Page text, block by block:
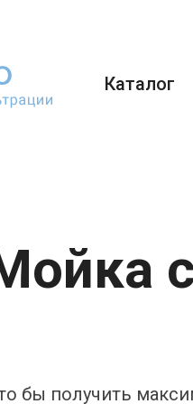
Каталог
бы получить